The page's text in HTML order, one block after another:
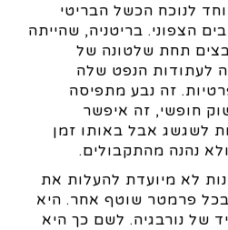
לנוכח הכשל הבריטי
הצפוני. בריטניה, שהייתה
תחת שלטונה של
לעתודות הנפט שלה
זה נבע מתפיסה
חופשי, זה איפשר
לשגשג אבל באותו זמן
נהנה מהתקבולים.
לא מיועדת להעלות את
פרמטר שוטף אחר. היא
של נורבגיה. לשם כך היא